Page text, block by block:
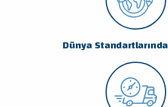
Dünya